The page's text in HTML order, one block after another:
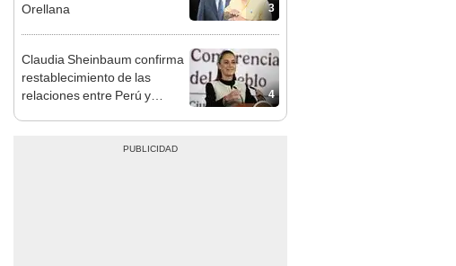
3
Orellana
4
Claudia Sheinbaum confirma
restablecimiento de las
relaciones entre Perú y